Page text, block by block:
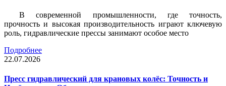
В современной промышленности, где точность,
прочность и высокая производительность играют ключевую
роль, гидравлические прессы занимают особое место
Подробнее
22.07.2026
Пресс гидравлический для крановых колёс: Точность и